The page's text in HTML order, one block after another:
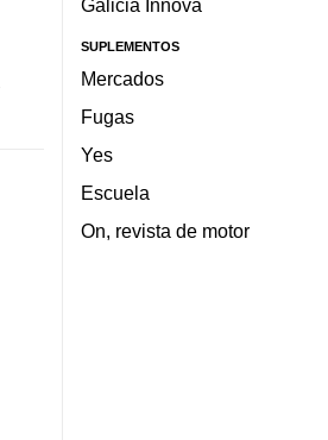
Galicia Innova
SUPLEMENTOS
Mercados
Fugas
Yes
Escuela
On, revista de motor